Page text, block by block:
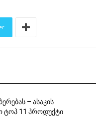
– ასაკის
ტოპ 11 პროდუქტი